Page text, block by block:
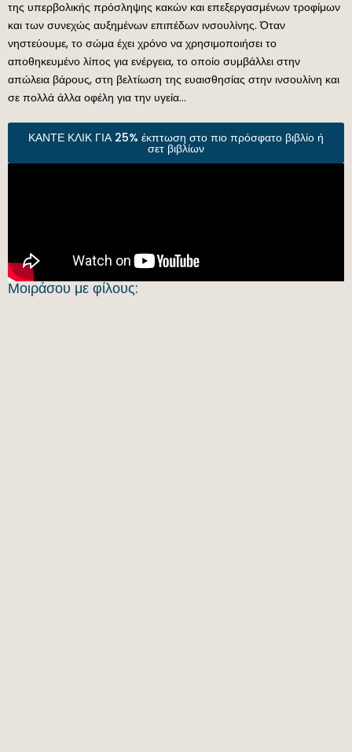
της υπερβολικής πρόσληψης κακών και επεξεργασμένων τροφίμων
και των συνεχώς αυξημένων επιπέδων ινσουλίνης. Όταν
νηστεύουμε, το σώμα έχει χρόνο να χρησιμοποιήσει το
αποθηκευμένο λίπος για ενέργεια, το οποίο συμβάλλει στην
απώλεια βάρους, στη βελτίωση της ευαισθησίας στην ινσουλίνη και
σε πολλά άλλα οφέλη για την υγεία…
ΚΑΝΤΕ ΚΛΙΚ ΓΙΑ 25% έκπτωση στο πιο πρόσφατο βιβλίο ή
σετ βιβλίων
Μοιράσου με φίλους: